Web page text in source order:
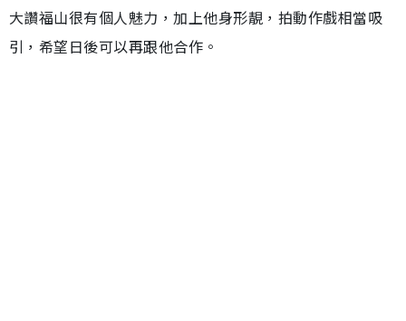
大讚福山很有個人魅力，加上他身形靚，拍動作戲相當吸
引，希望日後可以再跟他合作。